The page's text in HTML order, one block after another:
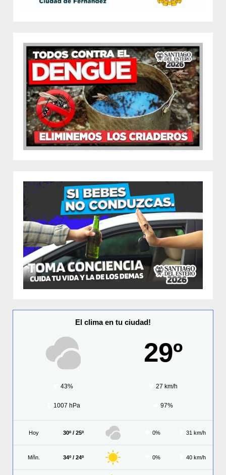
El clima en tu ciudad!
29º
43% 27 km/h
1007 hPa 97%
Hoy 30º / 25º 0% 31 km/h
Mñn. 34º / 24º 0% 40 km/h